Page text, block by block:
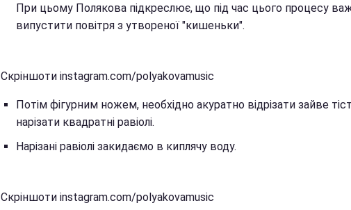
При цьому Полякова підкреслює, що під час цього процесу
випустити повітря з утвореної "кишеньки".
Скріншоти instagram.com/polyakovamusic
Потім фігурним ножем, необхідно акуратно відрізати зайве
нарізати квадратні равіолі.
Нарізані равіолі закидаємо в киплячу воду.
Скріншоти instagram.com/polyakovamusic